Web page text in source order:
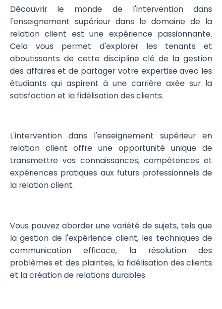
Découvrir le monde de l'intervention dans
l'enseignement supérieur dans le domaine de la
relation client est une expérience passionnante.
Cela vous permet d'explorer les tenants et
aboutissants de cette discipline clé de la gestion
des affaires et de partager votre expertise avec les
étudiants qui aspirent à une carrière axée sur la
satisfaction et la fidélisation des clients.
L'intervention dans l'enseignement supérieur en
relation client offre une opportunité unique de
transmettre vos connaissances, compétences et
expériences pratiques aux futurs professionnels de
la relation client.
Vous pouvez aborder une variété de sujets, tels que
la gestion de l'expérience client, les techniques de
communication efficace, la résolution des
problèmes et des plaintes, la fidélisation des clients
et la création de relations durables.